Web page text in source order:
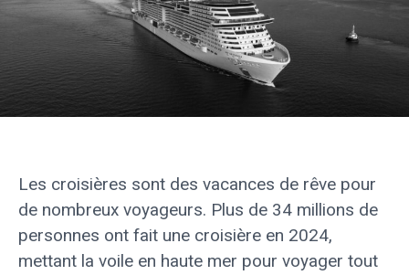
Les croisières sont des vacances de rêve pour
de nombreux voyageurs. Plus de 34 millions de
personnes ont fait une croisière en 2024,
mettant la voile en haute mer pour voyager tout